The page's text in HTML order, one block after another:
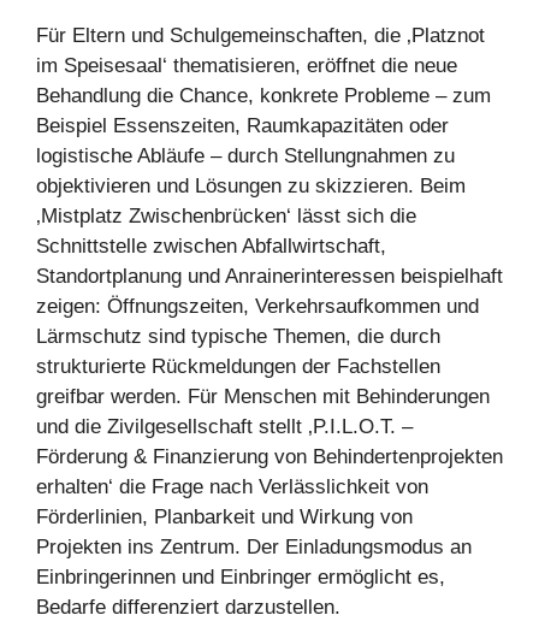
Für Eltern und Schulgemeinschaften, die ‚Platznot
im Speisesaal‘ thematisieren, eröffnet die neue
Behandlung die Chance, konkrete Probleme – zum
Beispiel Essenszeiten, Raumkapazitäten oder
logistische Abläufe – durch Stellungnahmen zu
objektivieren und Lösungen zu skizzieren. Beim
‚Mistplatz Zwischenbrücken‘ lässt sich die
Schnittstelle zwischen Abfallwirtschaft,
Standortplanung und Anrainerinteressen beispielhaft
zeigen: Öffnungszeiten, Verkehrsaufkommen und
Lärmschutz sind typische Themen, die durch
strukturierte Rückmeldungen der Fachstellen
greifbar werden. Für Menschen mit Behinderungen
und die Zivilgesellschaft stellt ‚P.I.L.O.T. –
Förderung & Finanzierung von Behindertenprojekten
erhalten‘ die Frage nach Verlässlichkeit von
Förderlinien, Planbarkeit und Wirkung von
Projekten ins Zentrum. Der Einladungsmodus an
Einbringerinnen und Einbringer ermöglicht es,
Bedarfe differenziert darzustellen.